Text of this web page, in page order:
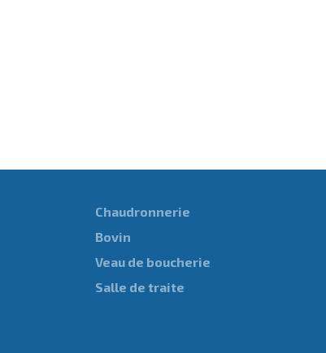
Chaudronnerie
Bovin
Veau de boucherie
Salle de traite